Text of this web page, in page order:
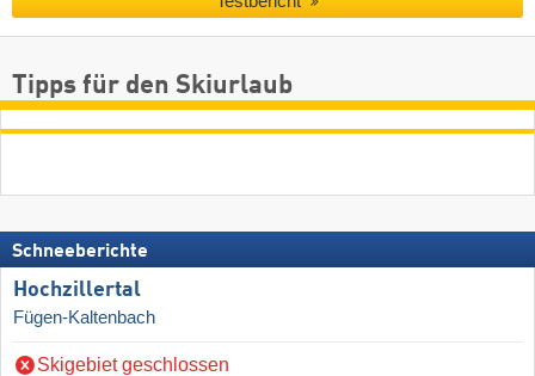
Tipps für den Skiurlaub
Schneeberichte
Hochzillertal
Fügen-Kaltenbach
Skigebiet geschlossen